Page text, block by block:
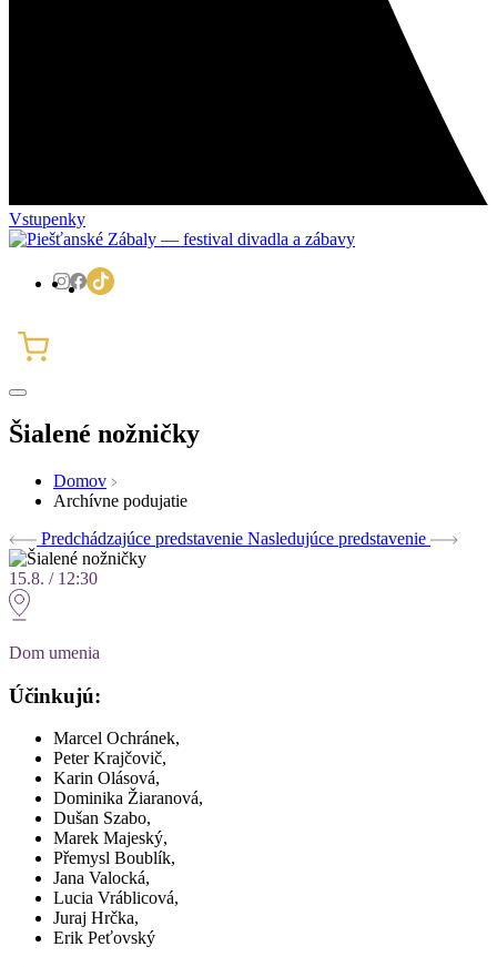
Vstupenky
Šialené nožničky
Domov
Archívne podujatie
Predchádzajúce predstavenie Nasledujúce predstavenie
15.8. / 12:30
Dom umenia
Účinkujú:
Marcel Ochránek,
Peter Krajčovič,
Karin Olásová,
Dominika Žiaranová,
Dušan Szabo,
Marek Majeský,
Přemysl Boublík,
Jana Valocká,
Lucia Vráblicová,
Juraj Hrčka,
Erik Peťovský